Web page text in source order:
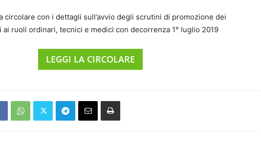
circolare con i dettagli sull’avvio degli scrutini di promozione dei
ruoli ordinari, tecnici e medici con decorrenza 1° luglio 2019
LEGGI LA CIRCOLARE